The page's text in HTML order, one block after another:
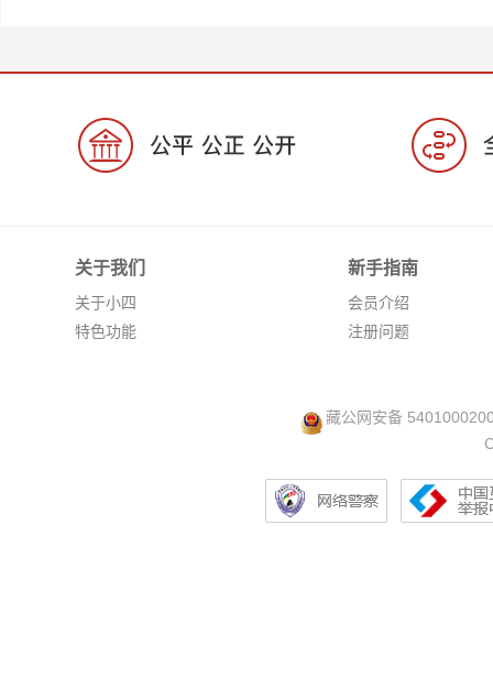
关于我们
关于小四
特色功能
新手指南
会员介绍
注册问题
藏公网安备